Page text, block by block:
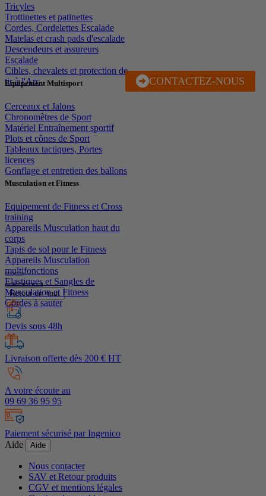
J'EN PROFITE
CONTACTEZ-NOUS
Tricyles
Trottinettes et patinettes
Cordes, Cordelettes Escalade
Matelas et crash pads d'escalade
Descendeurs et assureurs
Escalade
Cibles, chevalets et protection de
tir à l'Arc
Equipement Multisport
Cerceaux et Jalons
Chronomètres de Sport
Matériel Entraînement sportif
Plots et cônes de Sport
Tableaux tactiques, Portes
licences
Gonflage et entretien des ballons
Musculation et Fitness
Equipement de Fitness et Cross
training
Appareils Musculation haut du
corps
Tapis de sol pour le Fitness
Appareils Musculation
multifonctions
Elastiques et Sangles de
Musculation et Fitness
Cordes à sauter
Retour en haut
Devis sous 48h
Livraison offerte dès 200 € HT
A votre écoute au
09 69 36 95 95
Paiement sécurisé par Ingenico
Aide
Aide
Nous contacter
SAV et Retour produits
CGV et mentions légales